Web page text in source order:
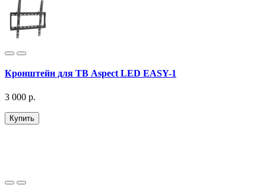
Кронштейн для ТВ Aspect LED EASY-1
3 000 р.
Купить